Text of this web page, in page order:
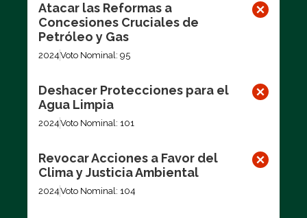
Atacar las Reformas a
Concesiones Cruciales de
Petróleo y Gas
2024Voto Nominal: 95
Deshacer Protecciones para el
Agua Limpia
2024Voto Nominal: 101
Revocar Acciones a Favor del
Clima y Justicia Ambiental
2024Voto Nominal: 104